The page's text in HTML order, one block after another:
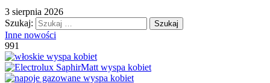
3 sierpnia 2026
Szukaj:
Inne nowości
991